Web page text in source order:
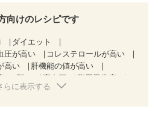
向けのレシピです
ダイエット
圧が高い
コレステロールが高い
高い
肝機能の値が高い
（2型） 高血圧
脂質異常症
症 心筋梗塞
らに表示する